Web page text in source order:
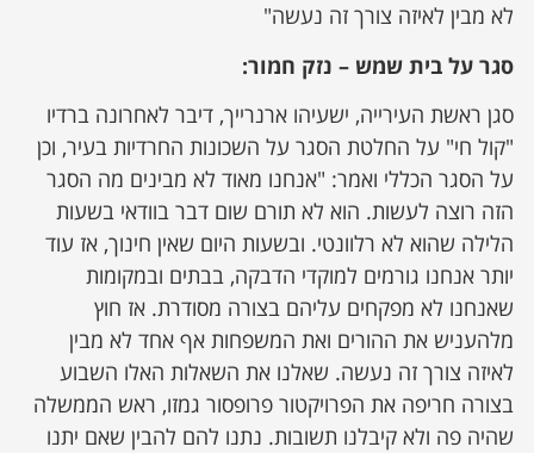
השבוע
מקומית
עסקים
לא מבין לאיזה צורך זה נעשה"
סגר על בית שמש – נזק חמור:
סגן ראשת העירייה, ישעיהו ארנרייך, דיבר לאחרונה ברדיו
"קול חי" על החלטת הסגר על השכונות החרדיות בעיר, וכן
על הסגר הכללי ואמר: "אנחנו מאוד לא מבינים מה הסגר
הזה רוצה לעשות. הוא לא תורם שום דבר בוודאי בשעות
הלילה שהוא לא רלוונטי. ובשעות היום שאין חינוך, אז עוד
יותר אנחנו גורמים למוקדי הדבקה, בבתים ובמקומות
שאנחנו לא מפקחים עליהם בצורה מסודרת. אז חוץ
מלהעניש את ההורים ואת המשפחות אף אחד לא מבין
לאיזה צורך זה נעשה. שאלנו את השאלות האלו השבוע
בצורה חריפה את הפרויקטור פרופסור גמזו, ראש הממשלה
שהיה פה ולא קיבלנו תשובות. נתנו להם להבין שאם יתנו